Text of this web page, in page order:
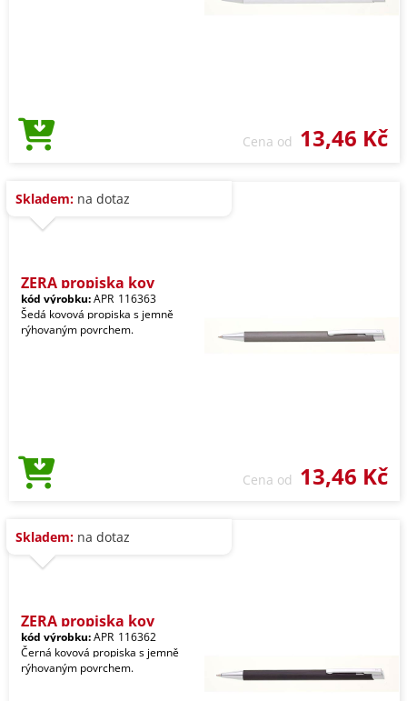
Cena od 13,46 Kč
Skladem: na dotaz
ZERA propiska kov
kód výrobku:APR_116363
Šedá kovová propiska s jemně
rýhovaným povrchem.
Cena od 13,46 Kč
Skladem: na dotaz
ZERA propiska kov
kód výrobku:APR_116362
Černá kovová propiska s jemně
rýhovaným povrchem.